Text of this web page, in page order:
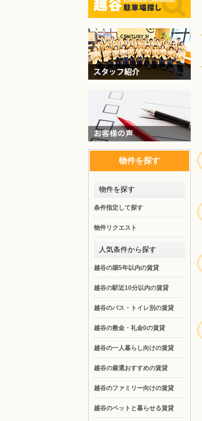
物件を探す
物件を探す
条件指定して探す
物件リクエスト
人気条件から探す
越谷の築5年以内の賃貸
越谷の駅近10分以内の賃貸
越谷のバス・トイレ別の賃貸
越谷の敷金・礼金0の賃貸
越谷の一人暮らし向けの賃貸
越谷の厳選おすすめの賃貸
越谷のファミリー向けの賃貸
越谷のペットと暮らせる賃貸